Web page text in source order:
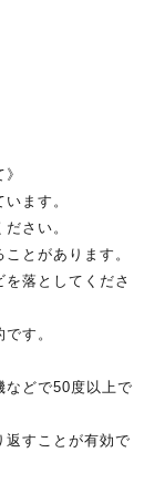
ます。
さい。
とがあります。
落としてくださ
す。
などで50度以上で
返すことが有効で